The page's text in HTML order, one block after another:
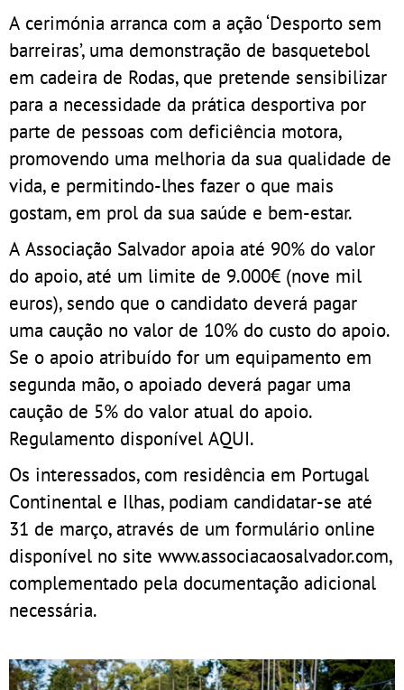
A cerimónia arranca com a ação ‘Desporto sem
barreiras’, uma demonstração de basquetebol
em cadeira de Rodas, que pretende sensibilizar
para a necessidade da prática desportiva por
parte de pessoas com deficiência motora,
promovendo uma melhoria da sua qualidade de
vida, e permitindo-lhes fazer o que mais
gostam, em prol da sua saúde e bem-estar.
A Associação Salvador apoia até 90% do valor
do apoio, até um limite de 9.000€ (nove mil
euros), sendo que o candidato deverá pagar
uma caução no valor de 10% do custo do apoio.
Se o apoio atribuído for um equipamento em
segunda mão, o apoiado deverá pagar uma
caução de 5% do valor atual do apoio.
Regulamento disponível AQUI.
Os interessados, com residência em Portugal
Continental e Ilhas, podiam candidatar-se até
31 de março, através de um formulário online
disponível no site www.associacaosalvador.com,
complementado pela documentação adicional
necessária.